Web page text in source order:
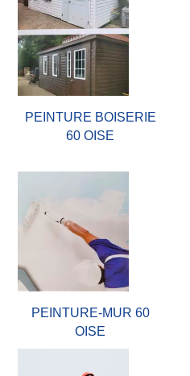
PEINTURE BOISERIE
60 OISE
PEINTURE-MUR 60
OISE